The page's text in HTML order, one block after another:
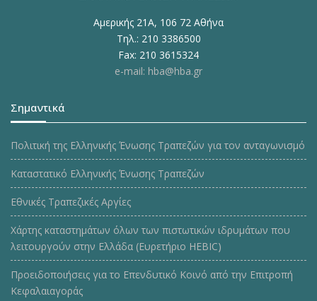
Αμερικής 21Α, 106 72 Αθήνα
Τηλ.: 210 3386500
Fax: 210 3615324
e-mail: hba@hba.gr
Σημαντικά
Πολιτική της Ελληνικής Ένωσης Τραπεζών για τον ανταγωνισμό
Καταστατικό Ελληνικής Ένωσης Τραπεζών
Εθνικές Τραπεζικές Αργίες
Χάρτης καταστημάτων όλων των πιστωτικών ιδρυμάτων που
λειτουργούν στην Ελλάδα (Ευρετήριο HEBIC)
Προειδοποιήσεις για το Επενδυτικό Κοινό από την Επιτροπή
Κεφαλαιαγοράς